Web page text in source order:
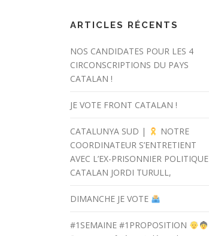
ARTICLES RÉCENTS
NOS CANDIDATES POUR LES 4
CIRCONSCRIPTIONS DU PAYS
CATALAN !
JE VOTE FRONT CATALAN !
CATALUNYA SUD |
NOTRE
COORDINATEUR S’ENTRETIENT
AVEC L’EX-PRISONNIER POLITIQUE
CATALAN JORDI TURULL,
DIMANCHE JE VOTE
#1SEMAINE #1PROPOSITION